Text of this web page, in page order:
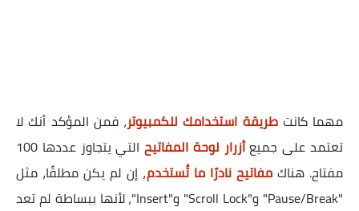
مهما كانتطريقة استخدامك للكمبيوتر، فمن المؤكد أنك لا
تعتمد على جميعأزرار لوحة المفاتيح
التي يتجاوز عددها 100
مفتاح. هناكمفاتيح نادرًا ما تُستخدم، إن لم يكن مطلقًا، مثل
"Pause/Break" و"Scroll Lock" و"Insert"، لأنها ببساطة لم تعد